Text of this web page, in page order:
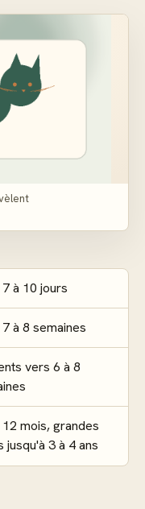
à 10 jours
à 8 semaines
vers 6 à 8
mois, grandes
jusqu'à 3 à 4 ans